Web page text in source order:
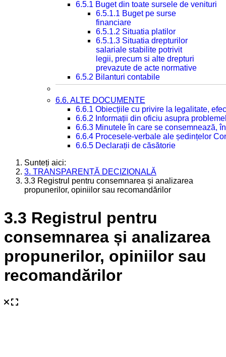
6.5.1 Buget din toate sursele de venituri
6.5.1.1 Buget pe surse
financiare
6.5.1.2 Situatia platilor
6.5.1.3 Situatia drepturilor
salariale stabilite potrivit
legii, precum si alte drepturi
prevazute de acte normative
6.5.2 Bilanturi contabile
6.6. ALTE DOCUMENTE
6.6.1 Obiecțiile cu privire la legalitate,
6.6.2 Informații din oficiu asupra
6.6.3 Minutele în care se consemnează,
6.6.4 Procesele-verbale ale ședințelor
6.6.5 Declarații de căsătorie
Sunteți aici:
3. TRANSPARENȚĂ DECIZIONALĂ
3.3 Registrul pentru consemnarea și analizarea
propunerilor, opiniilor sau recomandărilor
3.3 Registrul pentru
consemnarea și analizarea
propunerilor, opiniilor sau
recomandărilor